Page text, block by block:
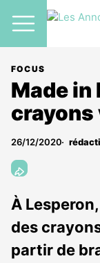
FOCUS
Made in
crayons
26/12/2020
À
des
partir de